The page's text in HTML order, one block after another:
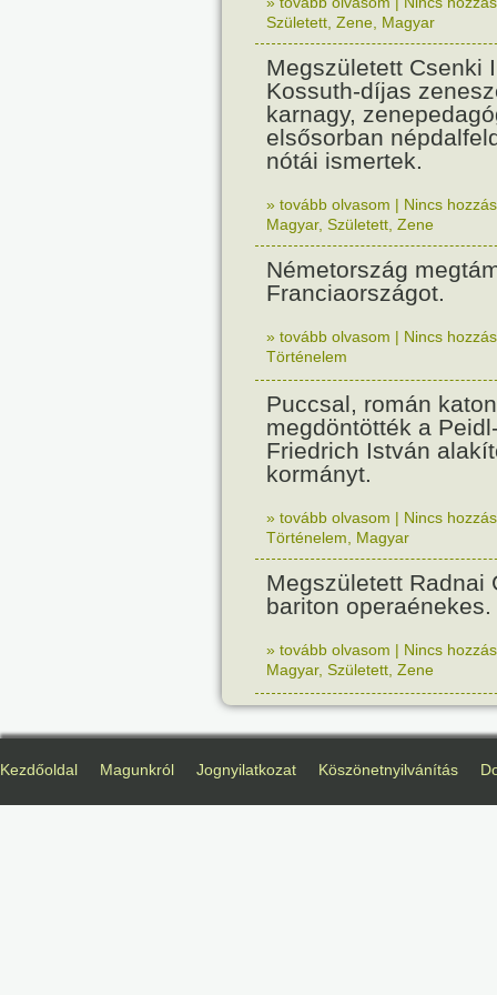
Született Zene Magyar
Megszületett Csenki
Kossuth-díjas
karnagy,
elsősorban
nótái ismertek.
» tovább olvasom | Nincs
Magyar, Született Zene
Németország
Franciaországot.
» tovább olvasom | Nincs
Történelem
Puccsal, román
megdöntötték a
Friedrich István
kormányt.
» tovább olvasom | Nincs
Történelem
Magyar
Megszületett Radnai
bariton operaénekes.
» tovább olvasom | Nincs
Magyar, Született Zene
Kezdőoldal Magunkról Jognyilatkozat Köszönetnyilvánítás